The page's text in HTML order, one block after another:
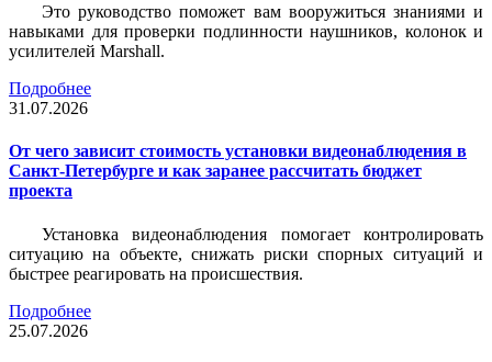
Это руководство поможет вам вооружиться знаниями и
навыками для проверки подлинности наушников, колонок и
усилителей Marshall.
Подробнее
31.07.2026
От чего зависит стоимость установки видеонаблюдения в
Санкт-Петербурге и как заранее рассчитать бюджет
проекта
Установка видеонаблюдения помогает контролировать
ситуацию на объекте, снижать риски спорных ситуаций и
быстрее реагировать на происшествия.
Подробнее
25.07.2026